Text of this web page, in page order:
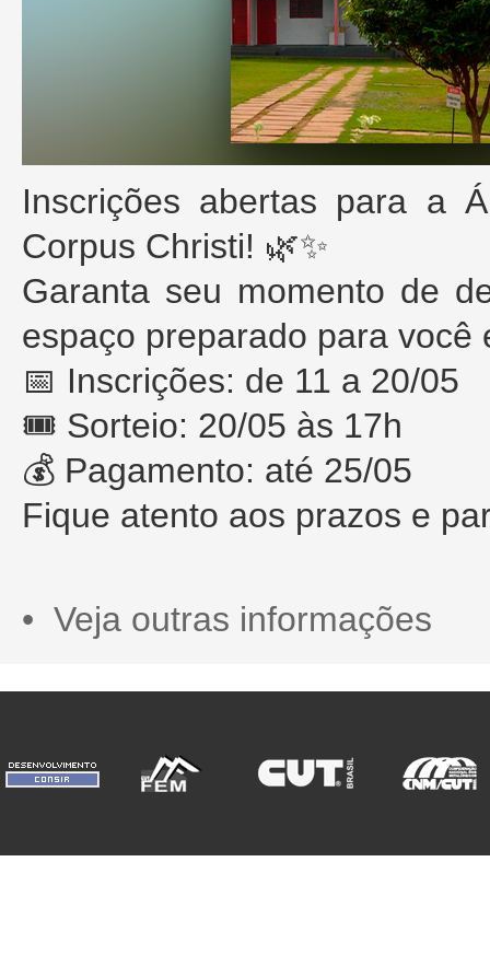
Inscrições abertas para a
Corpus Christi! 🌿✨
Garanta seu momento de
espaço preparado para você
📅 Inscrições: de 11 a 20/05
🎟️ Sorteio: 20/05 às 17h
💰 Pagamento: até 25/05
Fique atento aos prazos e
• Veja outras informações